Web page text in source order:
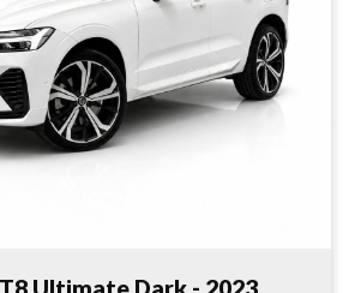
Ultimate Dark - 2023